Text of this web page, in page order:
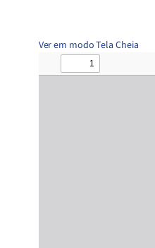
Ver em modo Tela Cheia